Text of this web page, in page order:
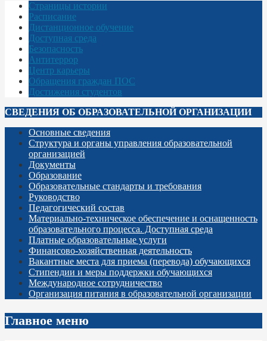
Страницы истории
Расписание
Дистанционное обучение
Доступная среда
Безопасность
Антитеррор
Центр карьеры
Обращения граждан ПОС
Достижения студентов
СВЕДЕНИЯ ОБ ОБРАЗОВАТЕЛЬНОЙ ОРГАНИЗАЦИИ
Основные сведения
Структура и органы управления образовательной
организацией
Документы
Образование
Образовательные стандарты и требования
Руководство
Педагогический состав
Материально-техническое обеспечение и оснащенность
образовательного процесса. Доступная среда
Платные образовательные услуги
Финансово-хозяйственная деятельность
Вакантные места для приема (перевода) обучающихся
Стипендии и меры поддержки обучающихся
Международное сотрудничество
Организация питания в образовательной организации
Главное меню